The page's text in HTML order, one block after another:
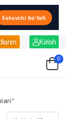
Sotuvchi bo'lish
Kirish
0